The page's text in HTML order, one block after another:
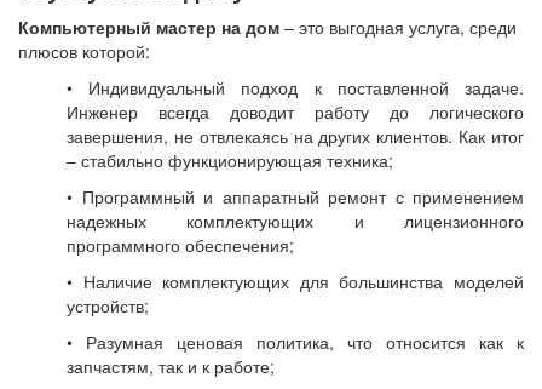
Компьютерный мастер на дом – это выгодная услуга, среди
плюсов которой:
• Индивидуальный подход к поставленной задаче.
Инженер всегда доводит работу до логического
завершения, не отвлекаясь на других клиентов. Как итог
– стабильно функционирующая техника;
• Программный и аппаратный ремонт с применением
надежных комплектующих и лицензионного
программного обеспечения;
• Наличие комплектующих для большинства моделей
устройств;
• Разумная ценовая политика, что относится как к
запчастям, так и к работе;